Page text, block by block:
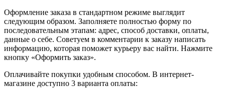
Оформление заказа в стандартном режиме выглядит
следующим образом. Заполняете полностью форму по
последовательным этапам: адрес, способ доставки, оплаты,
данные о себе. Советуем в комментарии к заказу написать
информацию, которая поможет курьеру вас найти. Нажмите
кнопку «Оформить заказ».
Оплачивайте покупки удобным способом. В интернет-
магазине доступно 3 варианта оплаты: